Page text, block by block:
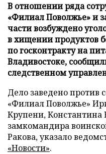
В отношении ряда
«Филиал Поволжье» и
части возбуждено
в хищении продуктов
по госконтракту на
Владивостоке,
следственном
Дело заведено против
«Филиал Поволжье»
Крупени, Константина
замкомандира
Ракова, указало
«Новости».